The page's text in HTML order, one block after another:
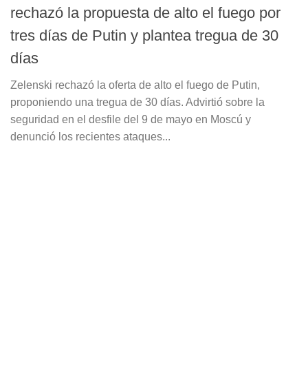
rechazó la propuesta de alto el fuego por
tres días de Putin y plantea tregua de 30
días
Zelenski rechazó la oferta de alto el fuego de Putin,
proponiendo una tregua de 30 días. Advirtió sobre la
seguridad en el desfile del 9 de mayo en Moscú y
denunció los recientes ataques...